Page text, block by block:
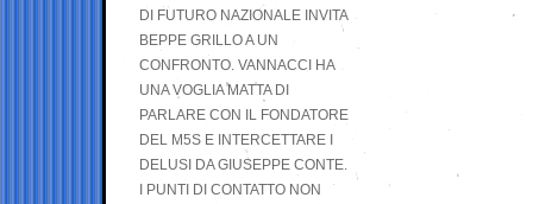
DI FUTURO NAZIONALE INVITA
BEPPE GRILLO A UN
CONFRONTO. VANNACCI HA
UNA VOGLIA MATTA DI
PARLARE CON IL FONDATORE
DEL M5S E INTERCETTARE I
DELUSI DA GIUSEPPE CONTE.
I PUNTI DI CONTATTO NON